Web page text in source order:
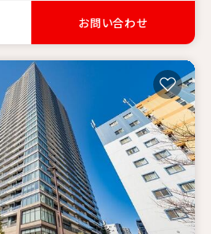
お問い合わせ